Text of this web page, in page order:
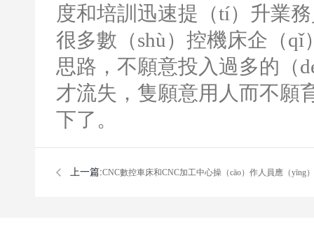
度和培訓迅速提（tí）升業
很多數（shù）控機床企（
思路，不願意投入過多的（
才流失，隻願意用人而不願
下了。
上一篇:​CNC數控車床和CNC加工中心操（cāo）作人員應（yīng）